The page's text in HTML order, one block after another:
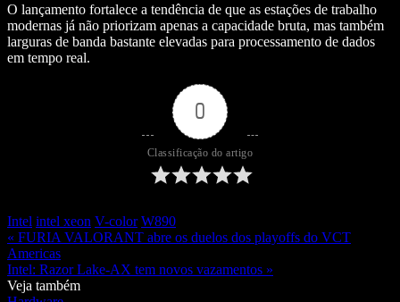
O lançamento fortalece a tendência de que as estações de trabalho
modernas já não priorizam apenas a capacidade bruta, mas também
larguras de banda bastante elevadas para processamento de dados
em tempo real.
0
Classificação do artigo
Intel intel xeon V-color W890
« FURIA VALORANT abre os duelos dos playoffs do VCT
Americas
Intel: Razor Lake-AX tem novos vazamentos »
Veja também